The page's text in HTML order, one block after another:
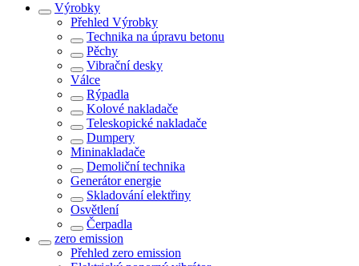
Výrobky
Přehled Výrobky
Technika na úpravu betonu
Pěchy
Vibrační desky
Válce
Rýpadla
Kolové nakladače
Teleskopické nakladače
Dumpery
Mininakladače
Demoliční technika
Generátor energie
Skladování elektřiny
Osvětlení
Čerpadla
zero emission
Přehled zero emission